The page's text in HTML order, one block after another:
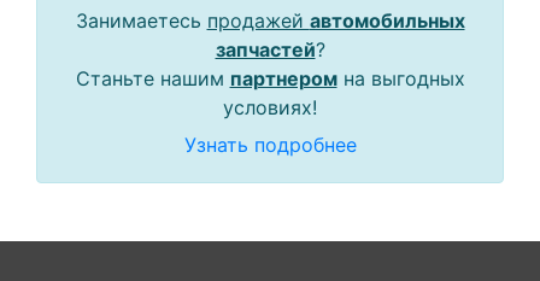
Занимаетесь продажей автомобильных
запчастей?
Станьте нашим партнеромна выгодных
условиях!
Узнать подробнее